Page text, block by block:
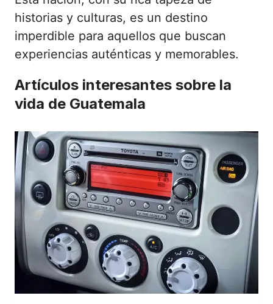
historias y culturas, es un destino
imperdible para aquellos que buscan
experiencias auténticas y memorables.
Artículos interesantes sobre la
vida de Guatemala